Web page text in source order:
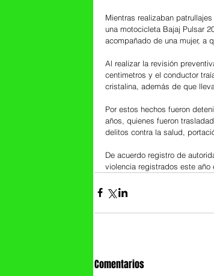
Mientras realizaban
una motocicleta Bajaj Pulsar
acompañado de una mujer, a
Al realizar la revisión
centimetros y el conductor
cristalina, además de que
Por estos hechos fueron
años, quienes fueron
delitos contra la salud,
De acuerdo registro de
violencia registrados este
Comentarios